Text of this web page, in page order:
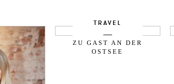
TRAVEL
ZU GAST AN DER
OSTSEE